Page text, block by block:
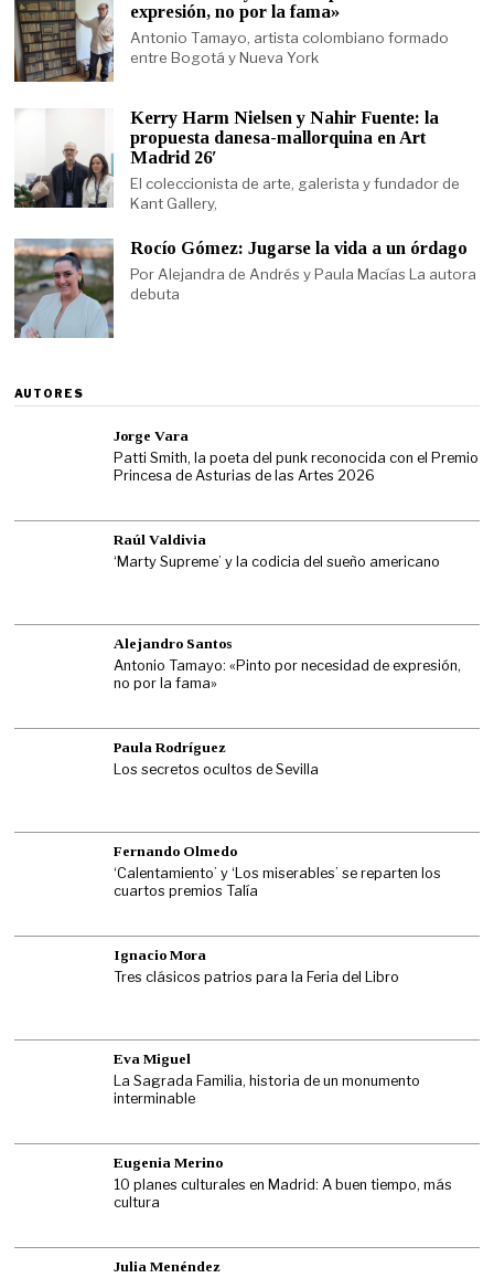
expresión, no por la fama»
Antonio Tamayo, artista colombiano formado
entre Bogotá y Nueva York
Kerry Harm Nielsen y Nahir Fuente: la
propuesta danesa-mallorquina en Art
Madrid 26′
El coleccionista de arte, galerista y fundador de
Kant Gallery,
Rocío Gómez: Jugarse la vida a un órdago
Por Alejandra de Andrés y Paula Macías La autora
debuta
AUTORES
Jorge Vara
Patti Smith, la poeta del punk reconocida con el Premio
Princesa de Asturias de las Artes 2026
Raúl Valdivia
‘Marty Supreme’ y la codicia del sueño americano
Alejandro Santos
Antonio Tamayo: «Pinto por necesidad de expresión,
no por la fama»
Paula Rodríguez
Los secretos ocultos de Sevilla
Fernando Olmedo
‘Calentamiento’ y ‘Los miserables’ se reparten los
cuartos premios Talía
Ignacio Mora
Tres clásicos patrios para la Feria del Libro
Eva Miguel
La Sagrada Familia, historia de un monumento
interminable
Eugenia Merino
10 planes culturales en Madrid: A buen tiempo, más
cultura
Julia Menéndez